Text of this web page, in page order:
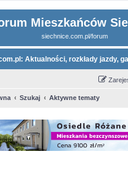
Mieszkańców
siechnice.com.pl/forum
Aktualności, rozkłady jazdy,
Szukaj Aktywne tematy